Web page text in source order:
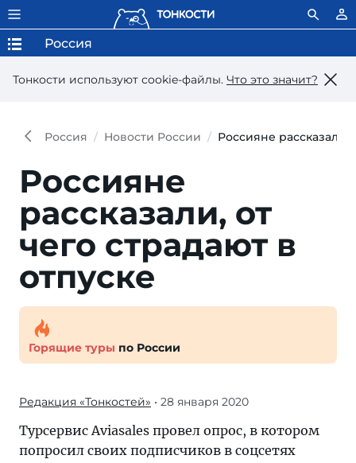
Тонкости используют сookie-файлы. Что это значит?
Россия
Россия Новости России Россияне рассказали,
Россияне
рассказали, от
чего страдают в
отпуске
Горящие туры по России
Редакция «Тонкостей» • 28 января 2020
Турсервис Aviasales провел опрос, в котором
попросил своих подписчиков в соцсетях